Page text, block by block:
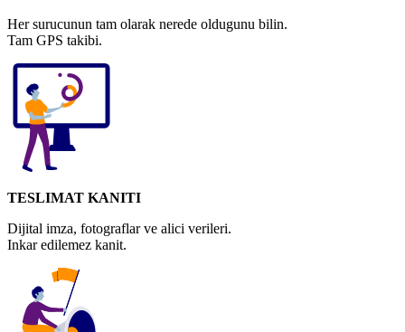
Her surucunun tam olarak nerede oldugunu bilin.
Tam GPS takibi.
TESLIMAT KANITI
Dijital imza, fotograflar ve alici verileri.
Inkar edilemez kanit.